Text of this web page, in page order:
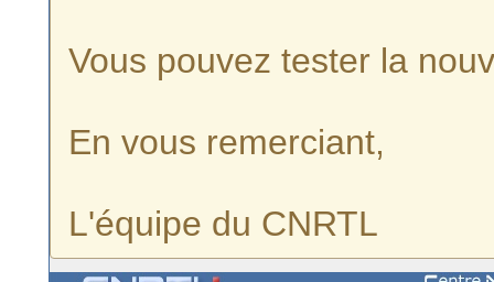
Vous pouvez tester la
En vous remerciant,
L'équipe du CNRTL